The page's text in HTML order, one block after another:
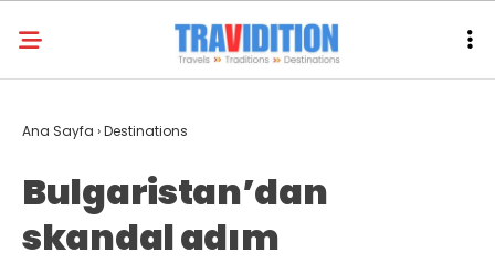
Ana Sayfa ›Destinations
Bulgaristan’dan
skandal adım